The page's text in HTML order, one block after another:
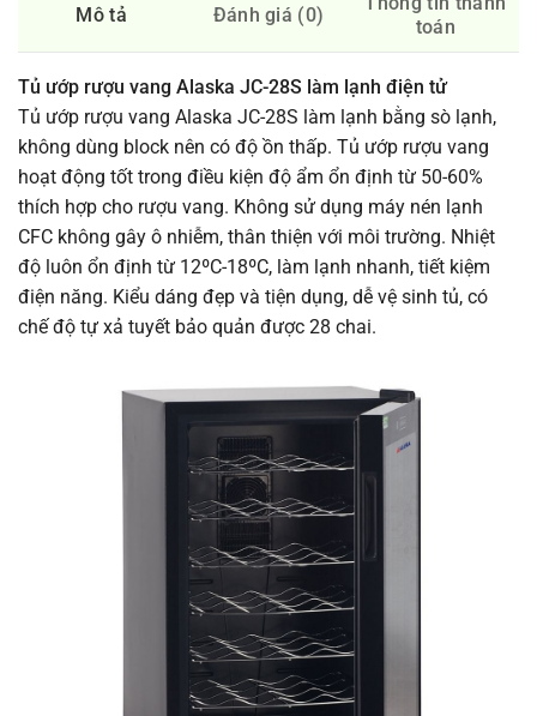
Mô tả Đánh giá (0)
toán
Tủ ướp rượu vang Alaska JC-28S làm lạnh điện tử
Tủ ướp rượu vang Alaska JC-28S làm lạnh bằng sò lạnh,
không dùng block nên có độ ồn thấp. Tủ ướp rượu vang
hoạt động tốt trong điều kiện độ ẩm ổn định từ 50-60%
thích hợp cho rượu vang. Không sử dụng máy nén lạnh
CFC không gây ô nhiễm, thân thiện với môi trường. Nhiệt
độ luôn ổn định từ 12ºC-18ºC, làm lạnh nhanh, tiết kiệm
điện năng. Kiểu dáng đẹp và tiện dụng, dễ vệ sinh tủ, có
chế độ tự xả tuyết bảo quản được 28 chai.